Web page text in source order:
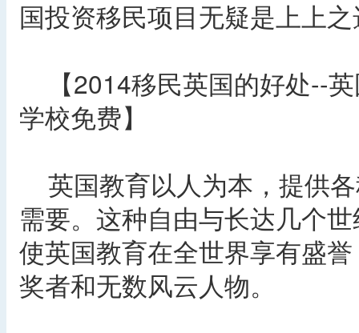
国投资移民项目无疑是上上
【2014移民英国的好处--
学校免费】
英国教育以人为本，提供
需要。这种自由与长达几个
使英国教育在全世界享有盛
奖者和无数风云人物。